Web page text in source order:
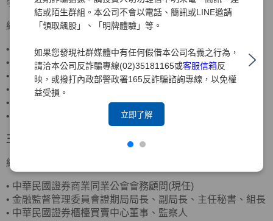
結或陌生群組。本公司不會以電話、簡訊或LINE邀請
「領取飆股」、「明牌體驗」等。
如果您發現社群媒體中有任何假借本公司名義之行為，
請洽本公司反詐騙專線(02)35181165或客服信箱反
映，或撥打內政部警政署165反詐騙諮詢專線，以免權
益受損。
立即了解
學企管碩士
經歷
•
客思達-KY獨立董事
•
財團法人聖嚴教育基金會監察人
•
財團法人法鼓山佛教基金會監察人
•
資誠聯合會計師事務所合夥會計師
•
普華國際財務顧問(股)公司董事長
•
中華民國北市會計師公會理事
王詠心 政治大學企業管理碩士
經歷
• 中華民國證券商業同業公會會務顧問(現任)
• 金融監督管理委員會證期局局長、副局長、主任秘書、組長
• 中華民國證券櫃檯買賣中心董事、監察人